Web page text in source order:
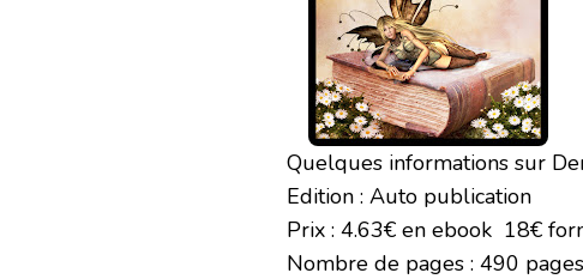
Quelques informations sur
Edition : Auto publication
Prix : 4.63€ en ebook 18€
Nombre de pages : 490 pages